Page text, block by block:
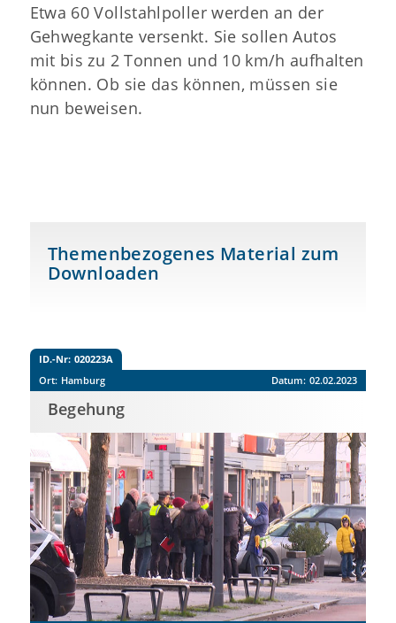
Etwa 60 Vollstahlpoller werden an der
Gehwegkante versenkt. Sie sollen Autos
mit bis zu 2 Tonnen und 10 km/h aufhalten
können. Ob sie das können, müssen sie
nun beweisen.
Themenbezogenes Material zum
Downloaden
ID.-Nr: 020223A
Ort: Hamburg Datum: 02.02.2023
Begehung